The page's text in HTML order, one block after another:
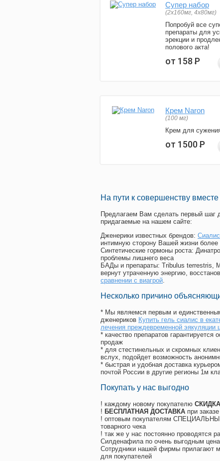
Супер набор
(2х160мг, 4х80мг)
Попробуй все
препараты для
эрекции и
полового акта!
от 158Р
Крем Naron
(100 мг)
Крем для
от 1500Р
На пути к совершенству
Предлагаем Вам сделать первый шаг
придагаемые на нашем сайте:
Дженерики известных брендов:
интимную сторону Вашей жизни
Синтетические гормоны роста:
проблемы лишнего веса
БАДы и препараты: Tribulus terrestris,
вернут утраченную энергию,
сравнении с виагрой.
Несколько причино
* Мы являемся первым и
дженериков Купить гель сиалис в
лечения преждевременной эякуляции
* качество препаратов
продаж
* для стестинельных и скромных
вслух, подойдет возможность
* быстрая и удобная доставка
почтой России в другие регионы 1м
Покупать у нас выгодно
! каждому новому покупателю
! БЕСПЛАТНАЯ ДОСТАВКА при
! оптовым покупателям
товарного чека
! так же у нас постоянно проводятся
Силденафила по очень выгодным
Cотрудники нашей фирмы прилагают
для покупателей